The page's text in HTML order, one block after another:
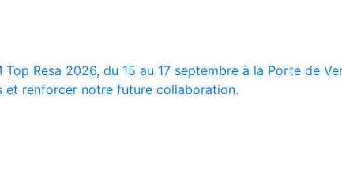
Resa 2026, du 15 au 17 septembre à la Porte de
et renforcer notre future collaboration.